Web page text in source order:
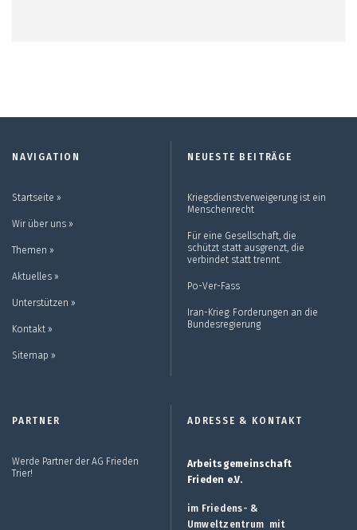
NAVIGATION
Startseite ››
Wir über uns ››
Themen ››
Aktuelles ››
Unterstützen ››
Kontakt ››
Sitemap ››
NEUESTE BEITRÄGE
Kriegsdienstverweigerung ist ein
Menschenrecht
Für eine Gesellschaft, die
schützt statt ausgrenzt, die
verbindet statt trennt.
Po-Ver-Fass
Iran-Krieg: Forderungen an die
Bundesregierung
PARTNER
Werde Partner der AG Frieden
Trier!
ADRESSE & KONTAKT
Arbeitsgemeinschaft
Frieden e.V.
im Friedens- &
Umweltzentrum mit